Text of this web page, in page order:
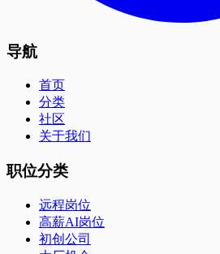
导航
首页
分类
社区
关于我们
职位分类
远程岗位
高薪AI岗位
初创公司